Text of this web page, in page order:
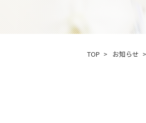
TOP お知らせ